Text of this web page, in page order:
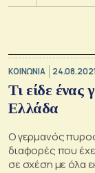
ΚΟΙΝΩΝΙΑ
Τι είδε ένας
Ελλάδα
Ο γερμανός
διαφορές που
σε σχέση με όλα